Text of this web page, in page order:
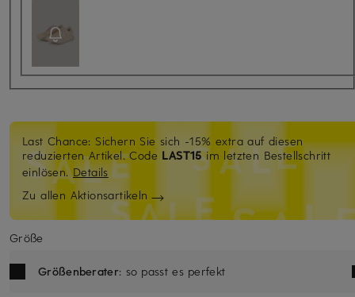
Last Chance: Sichern Sie sich -15% extra auf diesen
reduzierten Artikel. Code LAST15im letzten Bestellschritt
einlösen.Details
Zu allen Aktionsartikeln
Größe
Größenberater: so passt es perfekt